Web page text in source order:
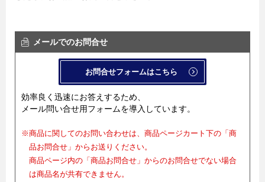
メールでのお問合せ
お問合せフォームはこちら
効率良く迅速にお答えするため、
メール問い合せ用フォームを導入しています。
※商品に関してのお問い合わせは、商品ページカート下の「商
品お問合せ」からお送りください。
商品ページ内の「商品お問合せ」からのお問合せでない場合
は商品名が共有できません。